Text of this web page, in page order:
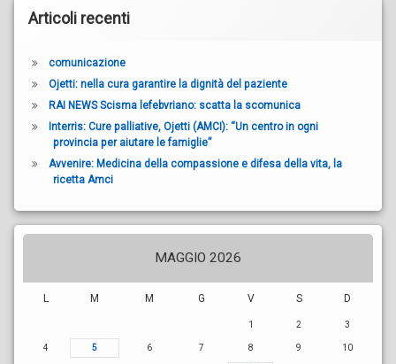
Articoli recenti
comunicazione
Ojetti: nella cura garantire la dignità del paziente
RAI NEWS Scisma lefebvriano: scatta la scomunica
Interris: Cure palliative, Ojetti (AMCI): “Un centro in ogni
provincia per aiutare le famiglie”
Avvenire: Medicina della compassione e difesa della vita, la
ricetta Amci
MAGGIO 2026
L M M G V S D
1 2 3
4 5 6 7 8 9 10